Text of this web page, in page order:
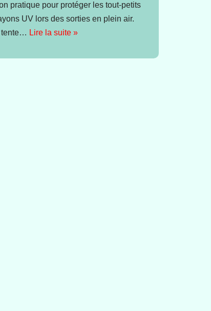
pratique pour protéger les tout-petits
UV lors des sorties en plein air.
tente… Lire la suite »